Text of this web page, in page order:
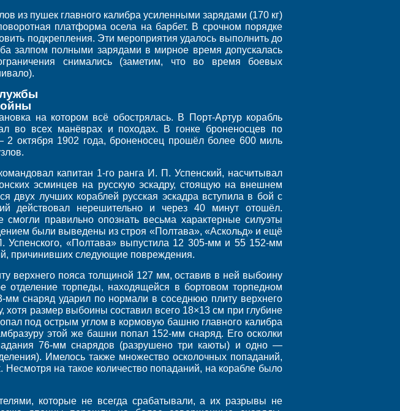
из пушек главного калибра усиленными зарядами (170 кг)
платформа осела на барбет. В срочном порядке
подкрепления. Эти мероприятия удалось выполнить до
залпом полными зарядами в мирное время допускалась
снимались (заметим, что во время боевых
на котором всё обострялась. В Порт-Артур корабль
во всех манёврах и походах. В гонке броненосцев по
октября 1902 года, броненосец прошёл более 600 миль
капитан 1-го ранга И. П. Успенский, насчитывал
эсминцев на русскую эскадру, стоящую на внешнем
двух лучших кораблей русская эскадра вступила в бой с
действовал нерешительно и через 40 минут отошёл.
правильно опознать весьма характерные силуэты
были выведены из строя «Полтава», «Аскольд» и ещё
Успенского, «Полтава» выпустила 12 305-мм и 55 152-мм
причинивших следующие повреждения.
верхнего пояса толщиной 127 мм, оставив в ней выбоину
торпеды, находящейся в бортовом торпедном
снаряд ударил по нормали в соседнюю плиту верхнего
хотя размер выбоины составил всего 18×13 см при глубине
под острым углом в кормовую башню главного калибра
этой же башни попал 152-мм снаряд. Его осколки
76-мм снарядов (разрушено три каюты) и одно —
Имелось также множество осколочных попаданий,
на такое количество попаданий, на корабле было
которые не всегда срабатывали, а их разрывы не